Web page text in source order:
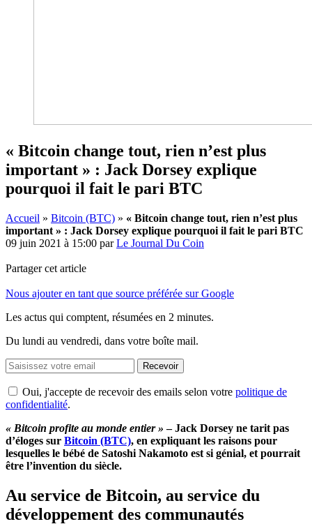
« Bitcoin change tout, rien n’est plus
important » : Jack Dorsey explique
pourquoi il fait le pari BTC
Accueil » Bitcoin (BTC) » « Bitcoin change tout, rien n’est plus
important » : Jack Dorsey explique pourquoi il fait le pari BTC
09 juin 2021 à 15:00 parLe Journal Du Coin
Partager cet article
Nous ajouter en tant que source préférée sur Google
Les actus qui comptent, résumées en 2 minutes.
Du lundi au vendredi, dans votre boîte mail.
Recevoir
Oui, j'accepte de recevoir des emails selon votre politique de
confidentialité.
« Bitcoin profite au monde entier » – Jack Dorsey ne tarit pas
d’éloges sur Bitcoin (BTC), en expliquant les raisons pour
lesquelles le bébé de Satoshi Nakamoto est si génial, et pourrait
être l’invention du siècle.
Au service de Bitcoin, au service du
développement des communautés